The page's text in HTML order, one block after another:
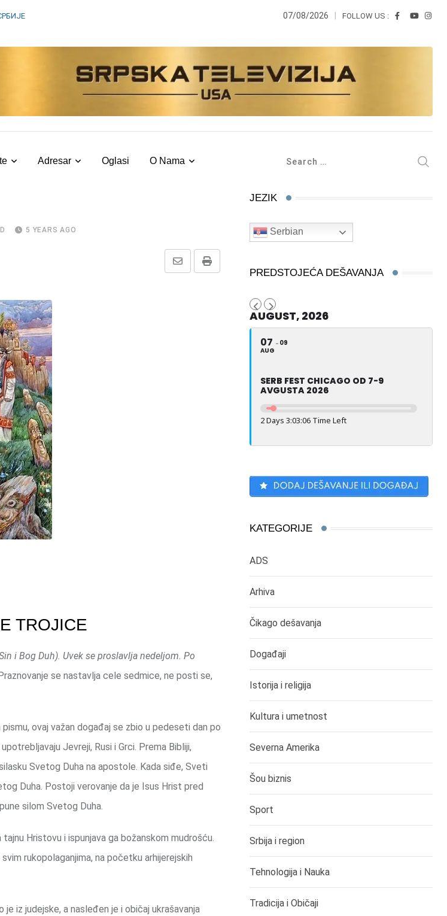
07/08/2026 FOLLOW US :
Adresar Oglasi O Nama
5 YEARS AGO
Print
Share
TROJICE
i Bog Duh). Uvek se proslavlja nedeljom. Po
se nastavlja cele sedmice, ne posti se,
ovaj važan događaj se zbio u pedeseti dan po
Jevreji, Rusi i Grci. Prema Bibliji,
Svetog Duha na apostole. Kada siđe, Sveti
Duha. Postoji verovanje da je Isus Hrist pred
silom Svetog Duha.
Hristovu i ispunjava ga božanskom mudrošću.
rukopolaganjima, na početku arhijerejskih
iz judejske, a nasleđen je i običaj ukrašavanja
JEZIK
Serbian
PREDSTOJEĆA DEŠAVANJA
AUGUST, 2026
07
AUG
09
SERB FEST CHICAGO OD 7-9
AVGUSTA 2026
2 Days 3:03:05 Time Left
KATEGORIJE
ADS
Arhiva
Čikago dešavanja
Događaji
Istorija i religija
Kultura i umetnost
Severna Amerika
Šou biznis
Sport
Srbija i region
Tehnologija i Nauka
Tradicija i Običaji